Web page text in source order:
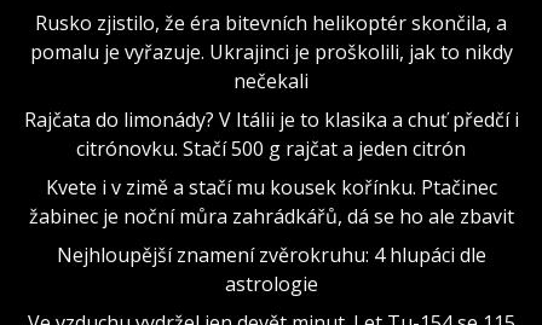
Rusko zjistilo, že éra bitevních helikoptér skončila, a
pomalu je vyřazuje. Ukrajinci je proškolili, jak to nikdy
nečekali
Rajčata do limonády? V Itálii je to klasika a chuť předčí i
citrónovku. Stačí 500 g rajčat a jeden citrón
Kvete i v zimě a stačí mu kousek kořínku. Ptačinec
žabinec je noční můra zahrádkářů, dá se ho ale zbavit
Nejhloupější znamení zvěrokruhu: 4 hlupáci dle
astrologie